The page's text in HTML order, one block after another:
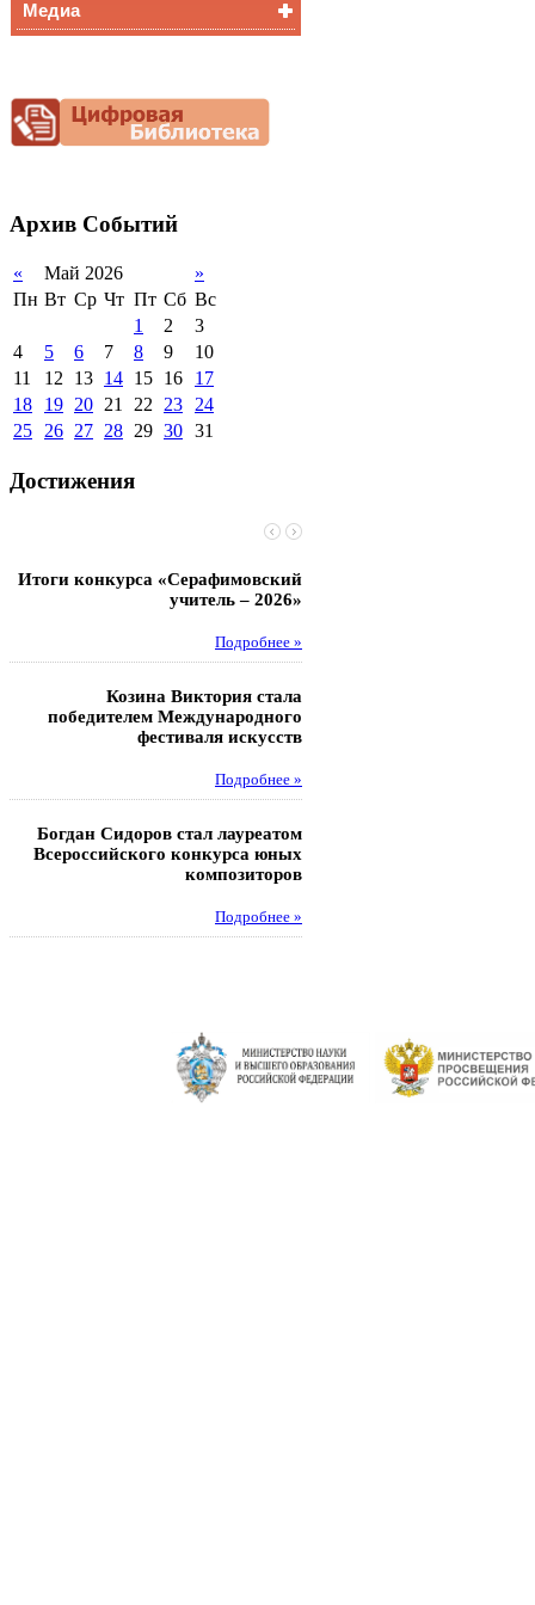
Снижение
документационной
нагрузки
Медиа
Архив Событий
« Май 2026
»
Пн Вт Ср Чт Пт Сб Вс
1
2
3
4
5 6 7 8 9
10
11
12 13 14 15 16
17
18
19 20 21 22 23 24
25 26 27 28 29 30 31
Достижения
Итоги конкурса «Серафимовский
учитель – 2026»
Подробнее »
Козина Виктория стала
победителем Международного
фестиваля искусств
Подробнее »
Богдан Сидоров стал лауреатом
Всероссийского конкурса юных
композиторов
Подробнее »